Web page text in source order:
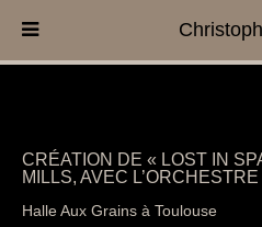
CRÉATION DE « LOST IN
MILLS, AVEC
Halle Aux Grains à Toulouse